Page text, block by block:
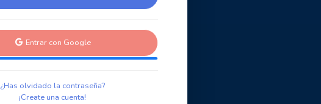
Entrar con Google
¿Has olvidado la contraseña?
¡Create una cuenta!